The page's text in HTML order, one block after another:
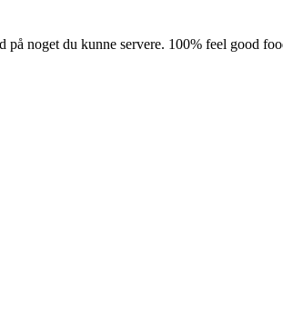
noget du kunne servere. 100% feel good